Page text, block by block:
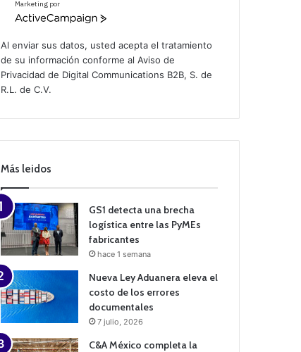
Marketing por
A
v
e
p
i
n
Al enviar sus datos, usted acepta el tratamiento
de su información conforme alAviso de
Privacidad de Digital Communications B2B, S. de
R.L. de C.V.
Más leidos
GS1 detecta una brecha
logística entre las PyMEs
fabricantes
hace 1 semana
Nueva Ley Aduanera eleva el
costo de los errores
documentales
7 julio, 2026
C&A México completa la